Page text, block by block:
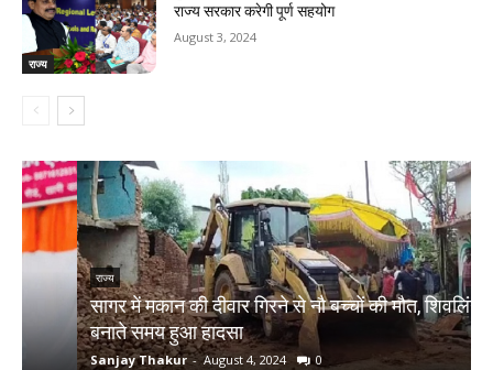
राज्य
राज्य सरकार करेगी पूर्ण सहयोग
August 3, 2024
सागर में मकान की दीवार गिरने से नौ बच्चों की मौत, शिवलिंग
बनाते समय हुआ हादसा
Sanjay Thakur - August 4, 2024 0